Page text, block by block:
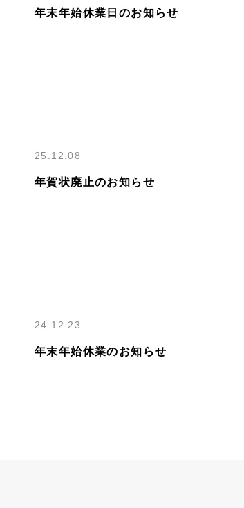
年末年始休業日のお知らせ
25.12.08
年賀状廃止のお知らせ
24.12.23
年末年始休業のお知らせ